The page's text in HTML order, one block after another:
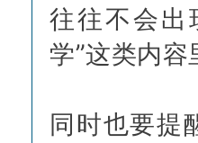
往往不会出
学”这类内容
同时也要提